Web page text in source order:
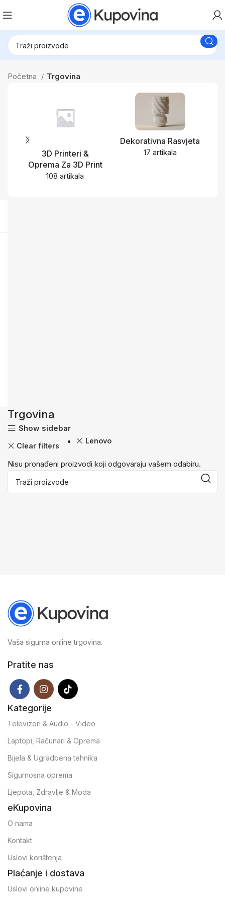
Početna Trgovina
3D Printeri &
Oprema Za 3D Print
108 artikala
Dekorativna Rasvjeta
17 artikala
Trgovina
Show sidebar
Clear filters
Lenovo
Nisu pronađeni proizvodi koji odgovaraju vašem odabiru.
Vaša sigurna online trgovina.
Pratite nas
Kategorije
Televizori & Audio - Video
Laptopi, Računari & Oprema
Bijela & Ugradbena tehnika
Sigurnosna oprema
Ljepota, Zdravlje & Moda
eKupovina
O nama
Kontakt
Uslovi korištenja
Plaćanje i dostava
Uslovi online kupovine